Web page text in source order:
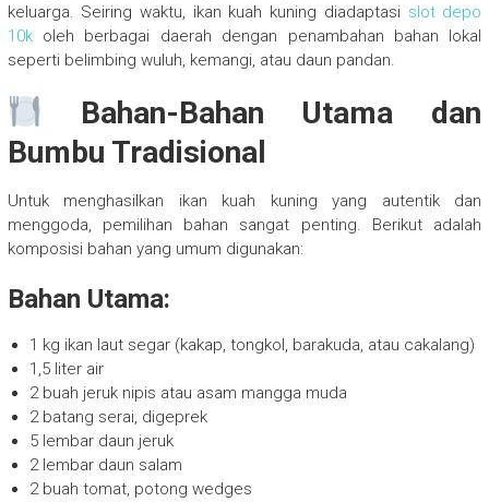
keluarga. Seiring waktu, ikan kuah kuning diadaptasi slot depo
10koleh berbagai daerah dengan penambahan bahan lokal
seperti belimbing wuluh, kemangi, atau daun pandan.
Bahan-Bahan Utama dan
Bumbu Tradisional
Untuk menghasilkan ikan kuah kuning yang autentik dan
menggoda, pemilihan bahan sangat penting. Berikut adalah
komposisi bahan yang umum digunakan:
Bahan Utama:
1 kg ikan laut segar (kakap, tongkol, barakuda, atau cakalang)
1,5 liter air
2 buah jeruk nipis atau asam mangga muda
2 batang serai, digeprek
5 lembar daun jeruk
2 lembar daun salam
2 buah tomat, potong wedges